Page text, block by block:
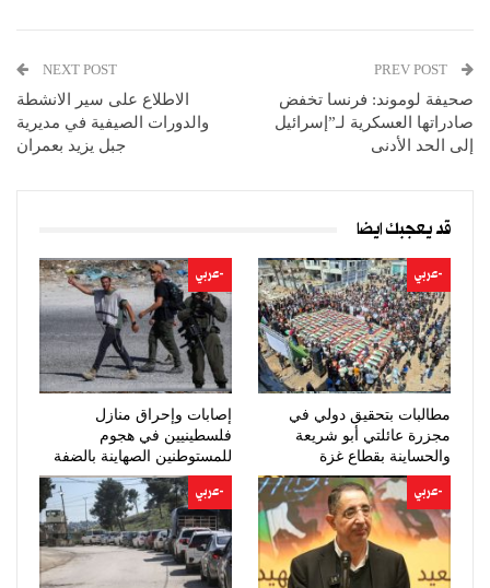
صحيفة لوموند: فرنسا تخفض
صادراتها العسكرية لـ”إسرائيل
إلى الحد الأدنى
NEXT POST
الاطلاع على سير الانشطة
والدورات الصيفية في مديرية
جبل يزيد بعمران
قد يعجبك ايضا
-عربي
مطالبات بتحقيق دولي في
مجزرة عائلتي أبو شريعة
والحساينة بقطاع غزة
-عربي
إصابات وإحراق منازل
فلسطينيين في هجوم
للمستوطنين الصهاينة بالضفة
-عربي -عربي